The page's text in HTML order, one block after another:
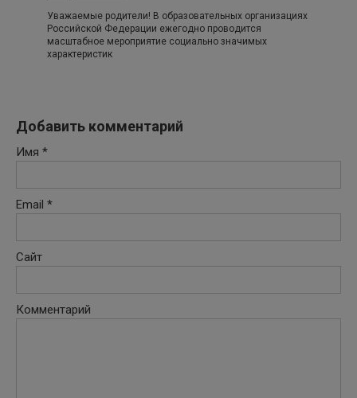
Уважаемые родители! В образовательных организациях
Российской Федерации ежегодно проводится
масштабное мероприятие социально значимых
характеристик
Добавить комментарий
Имя *
Email *
Сайт
Комментарий